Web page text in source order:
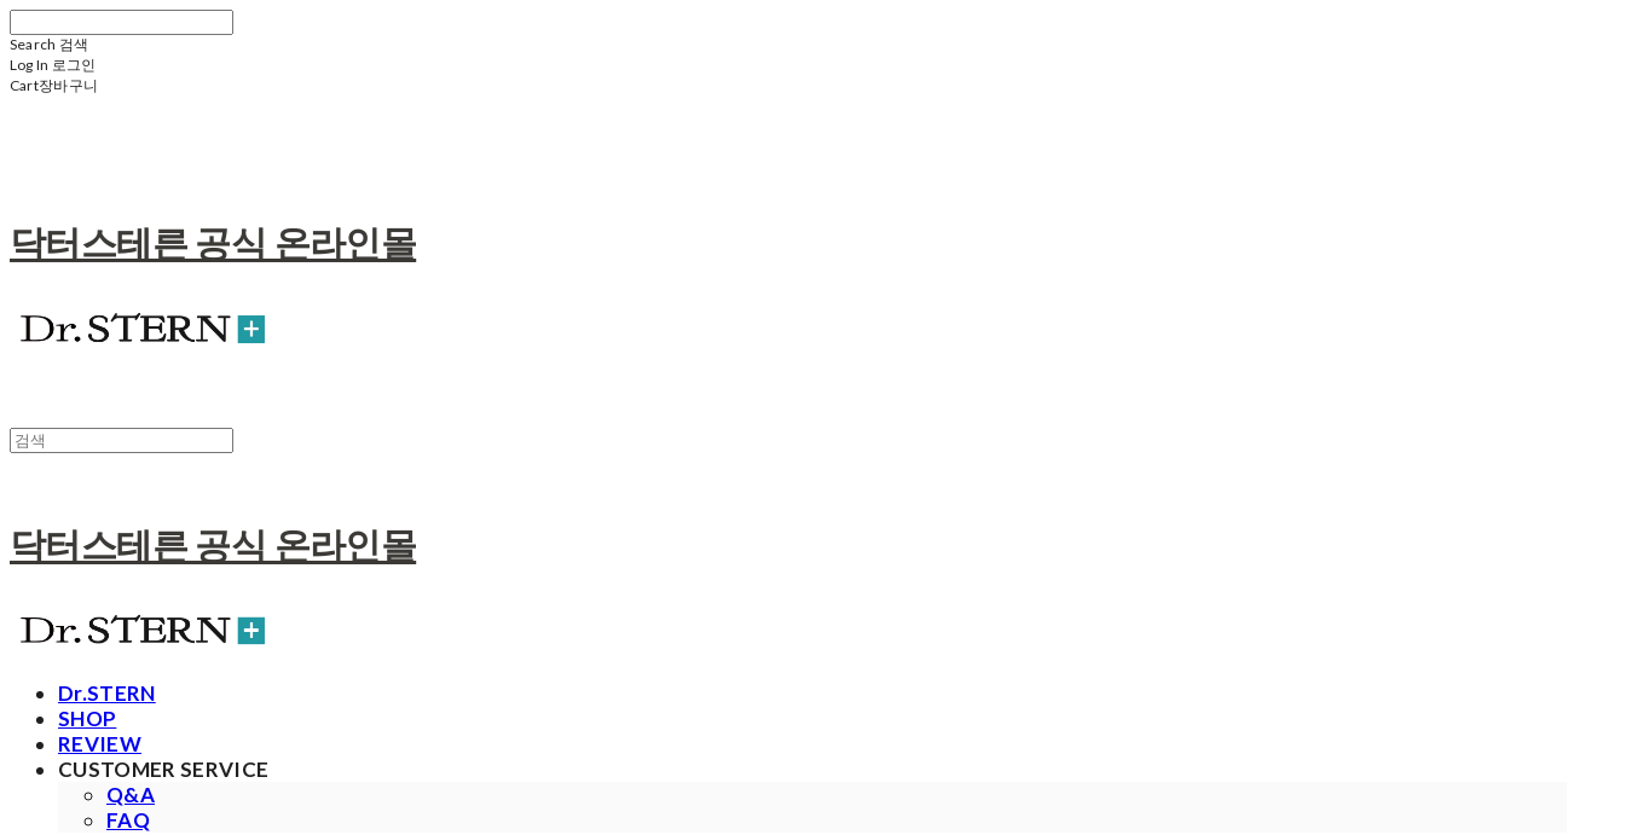
Search 검색
Log In 로그인
Cart장바구니
닥터스테른 공식 온라인몰
닥터스테른 공식 온라인몰
Dr.STERN
SHOP
REVIEW
CUSTOMER SERVICE
Q&A
FAQ